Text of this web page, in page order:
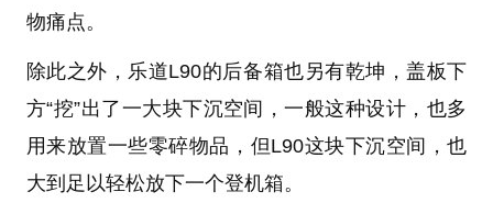
物痛点。
除此之外，乐道L90的后备箱也另有乾坤，盖板下
方“挖”出了一大块下沉空间，一般这种设计，也多
用来放置一些零碎物品，但L90这块下沉空间，也
大到足以轻松放下一个登机箱。